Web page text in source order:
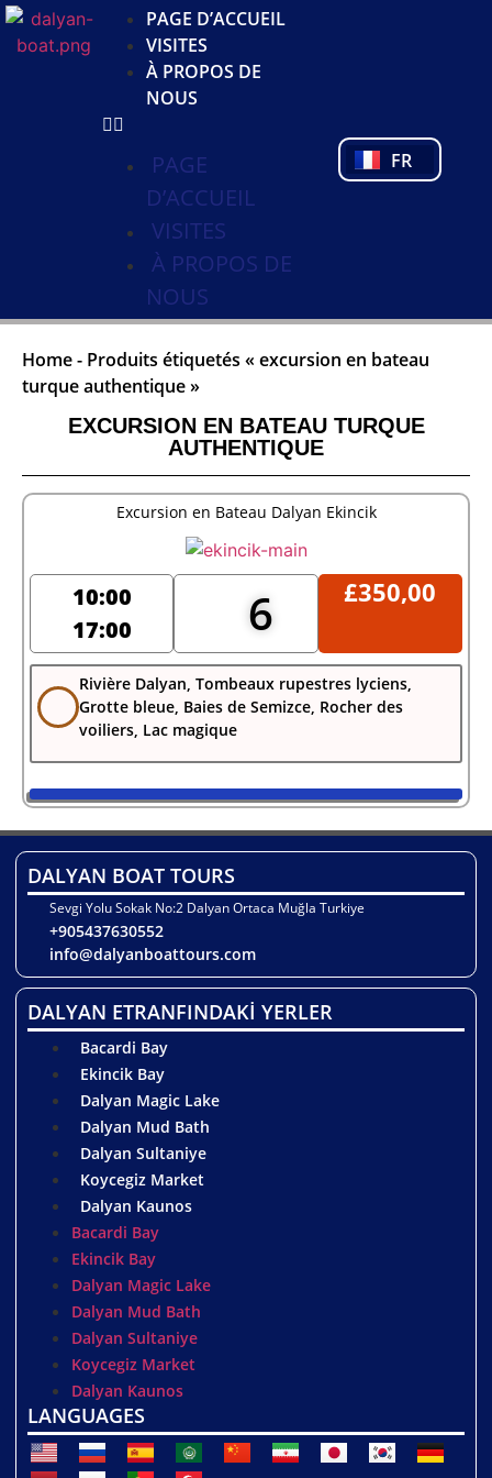
PAGE D’ACCUEIL
VISITES
À PROPOS DE
NOUS
PAGE
D’ACCUEIL
VISITES
À PROPOS DE
NOUS
FR
PT
TR
Home- Produits étiquetés « excursion en bateau
turque authentique »
EXCURSION EN BATEAU TURQUE
AUTHENTIQUE
Excursion en Bateau Dalyan Ekincik
10:00
17:00
6 £350,00
Rivière Dalyan, Tombeaux rupestres lyciens,
Grotte bleue, Baies de Semizce, Rocher des
voiliers, Lac magique
DALYAN BOAT TOURS
Sevgi Yolu Sokak No:2 Dalyan Ortaca Muğla Turkiye
+905437630552
info@dalyanboattours.com
DALYAN ETRANFINDAKİ YERLER
Bacardi Bay
Ekincik Bay
Dalyan Magic Lake
Dalyan Mud Bath
Dalyan Sultaniye
Koycegiz Market
Dalyan Kaunos
Bacardi Bay
Ekincik Bay
Dalyan Magic Lake
Dalyan Mud Bath
Dalyan Sultaniye
Koycegiz Market
Dalyan Kaunos
LANGUAGES